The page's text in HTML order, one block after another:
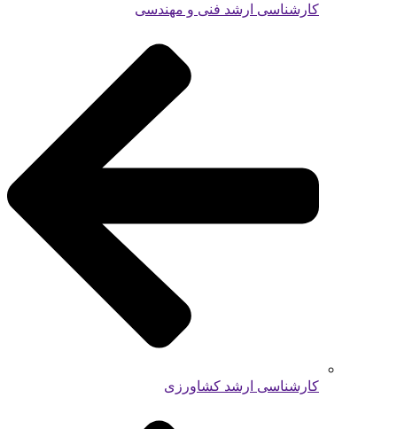
کارشناسی ارشد فنی و مهندسی
کارشناسی ارشد کشاورزی